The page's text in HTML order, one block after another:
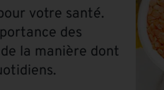
votre santé.
des
la manière dont